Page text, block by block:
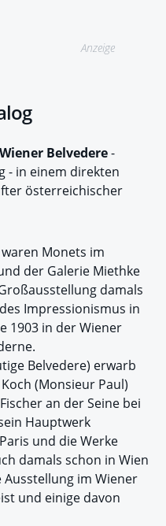
Anzeige
Wiener Belvedere-
- in einem direkten
österreichischer
Monets im
der Galerie Miethke
damals
Impressionismus in
1903 in der Wiener
Belvedere) erwarb
(Monsieur Paul)
an der Seine bei
Hauptwerk
und die Werke
damals schon in Wien
Ausstellung im Wiener
und einige davon